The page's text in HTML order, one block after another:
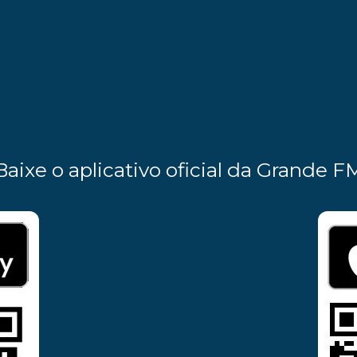
o aplicativo oficial da Grande